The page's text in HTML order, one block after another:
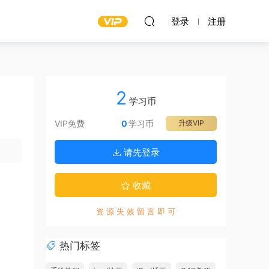
登录 注册
2 学习币
VIP免费 升级VIP
0学习币
请先登录
收藏
资 源 失 效 留 言 即 可
热门标签